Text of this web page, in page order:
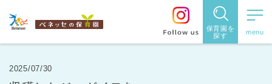
保育園を
探す
保育園を探す
2025/07/30